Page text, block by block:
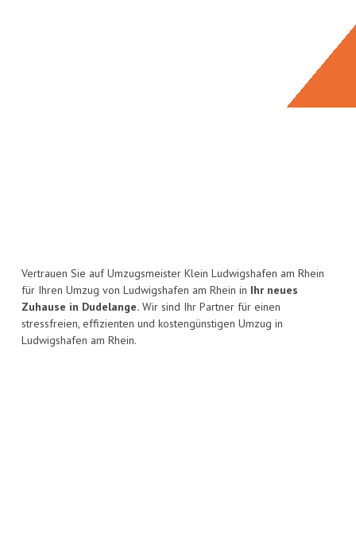
Vertrauen Sie auf Umzugsmeister Klein Ludwigshafen am Rhein
für Ihren Umzug von Ludwigshafen am Rhein in Ihr neues
Zuhause in Dudelange. Wir sind Ihr Partner für einen
stressfreien, effizienten und kostengünstigen Umzug in
Ludwigshafen am Rhein.